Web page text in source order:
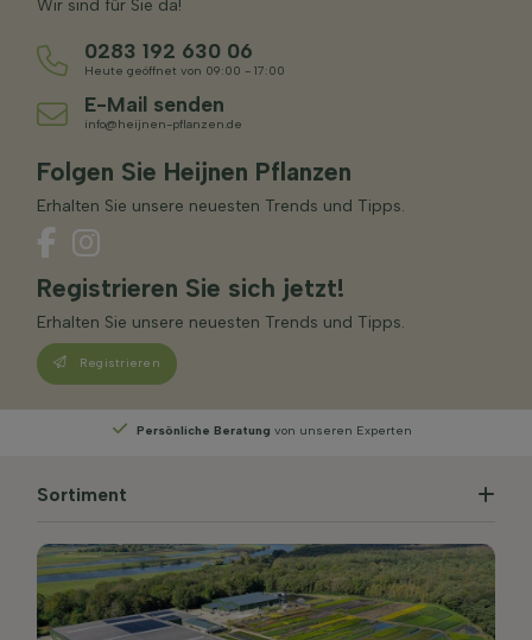
Wir sind für Sie da!
0283 192 630 06
Heute geöffnet von 09:00 - 17:00
E-Mail senden
info@heijnen-pflanzen.de
Folgen Sie Heijnen Pflanzen
Erhalten Sie unsere neuesten Trends und Tipps.
Registrieren Sie sich jetzt!
Erhalten Sie unsere neuesten Trends und Tipps.
Registrieren
WählenSie Ihre Lieferwoche
Sortiment